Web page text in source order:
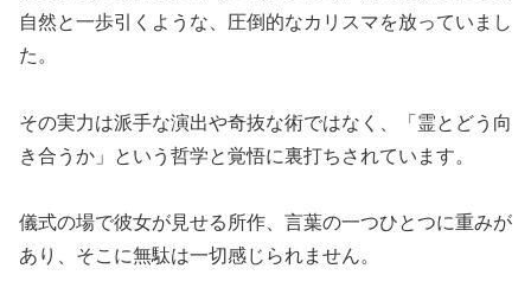
自然と一歩引くような、圧倒的なカリスマを放っていまし
た。
その実力は派手な演出や奇抜な術ではなく、「霊とどう向
き合うか」という哲学と覚悟に裏打ちされています。
儀式の場で彼女が見せる所作、言葉の一つひとつに重みが
あり、そこに無駄は一切感じられません。